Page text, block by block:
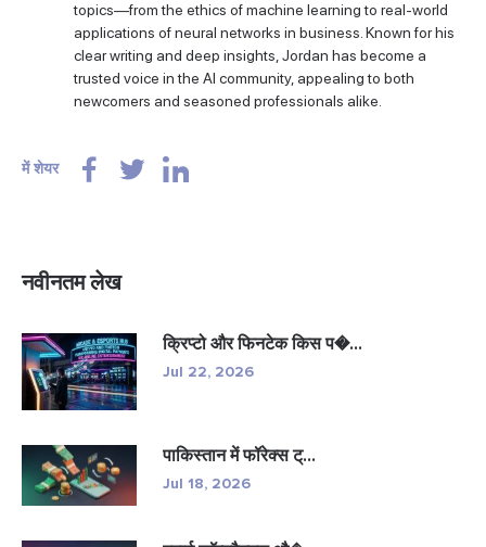
topics—from the ethics of machine learning to real-world
applications of neural networks in business. Known for his
clear writing and deep insights, Jordan has become a
trusted voice in the AI community, appealing to both
newcomers and seasoned professionals alike.
में शेयर
नवीनतम लेख
क्रिप्टो और फिनटेक किस प�...
Jul 22, 2026
पाकिस्तान में फॉरेक्स ट्...
Jul 18, 2026